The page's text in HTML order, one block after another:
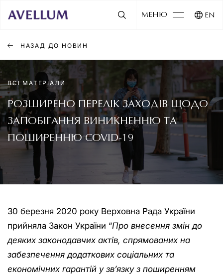
МЕНЮ EN
НАЗАД ДО НОВИН
ВСІ МАТЕРІАЛИ
РОЗШИРЕНО ПЕРЕЛІК ЗАХОДІВ ЩОДО
ЗАПОБІГАННЯ ВИНИКНЕННЮ ТА
ПОШИРЕННЮ COVID-19
30 березня 2020 року Верховна Рада України
прийняла Закон України “Про внесення змін до
деяких законодавчих актів, спрямованих на
забезпечення додаткових соціальних та
економічних гарантій у зв’язку з поширенням